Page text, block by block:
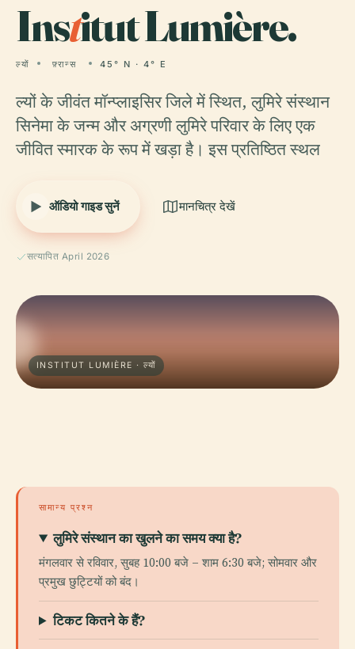
Institut Lumière.
ल्यों फ़्रान्स 45° N · 4° E
ल्यों के जीवंत मॉन्प्लाइसिर जिले में स्थित, लुमिरे संस्थान
सिनेमा के जन्म और अग्रणी लुमिरे परिवार के लिए एक
जीवित स्मारक के रूप में खड़ा है। इस प्रतिष्ठित स्थल
ऑडियो गाइड सुनें मानचित्र देखें
सत्यापित April 2026
INSTITUT LUMIÈRE · ल्यों
सामान्य प्रश्न
लुमिरे संस्थान का खुलने का समय क्या है?
मंगलवार से रविवार, सुबह 10:00 बजे – शाम 6:30 बजे; सोमवार और
प्रमुख छुट्टियों को बंद।
टिकट कितने के हैं?